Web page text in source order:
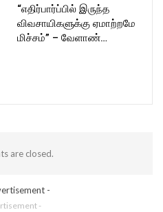
“எதிர்பார்ப்பில் இருந்த
விவசாயிகளுக்கு ஏமாற்றமே
மிச்சம்” – வேளாண்…
are closed.
-